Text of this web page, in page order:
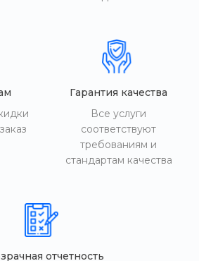
Гарантия качества
Все услуги
соответствуют
требованиям и
стандартам качества
отчетность